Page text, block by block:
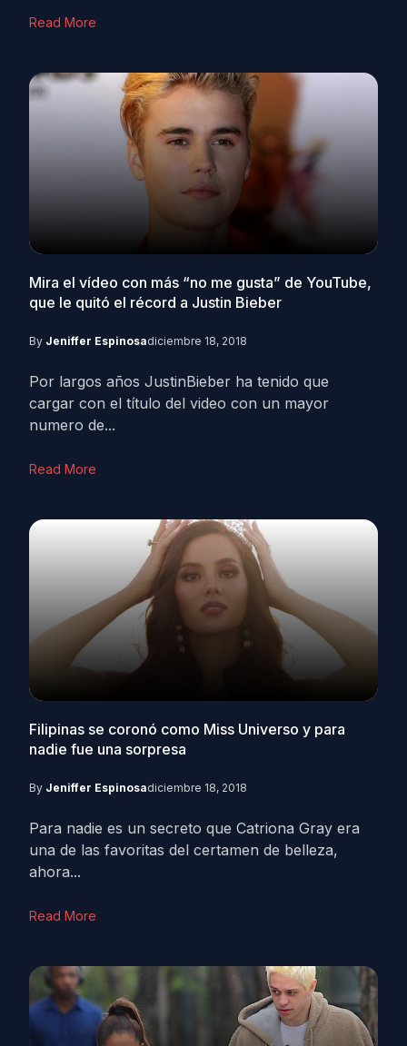
Read More
Mira el vídeo con más “no me gusta” de YouTube,
que le quitó el récord a Justin Bieber
By Jeniffer Espinosadiciembre 18, 2018
Por largos años JustinBieber ha tenido que
cargar con el título del video con un mayor
numero de...
Read More
Filipinas se coronó como Miss Universo y para
nadie fue una sorpresa
By Jeniffer Espinosadiciembre 18, 2018
Para nadie es un secreto que Catriona Gray era
una de las favoritas del certamen de belleza,
ahora...
Read More